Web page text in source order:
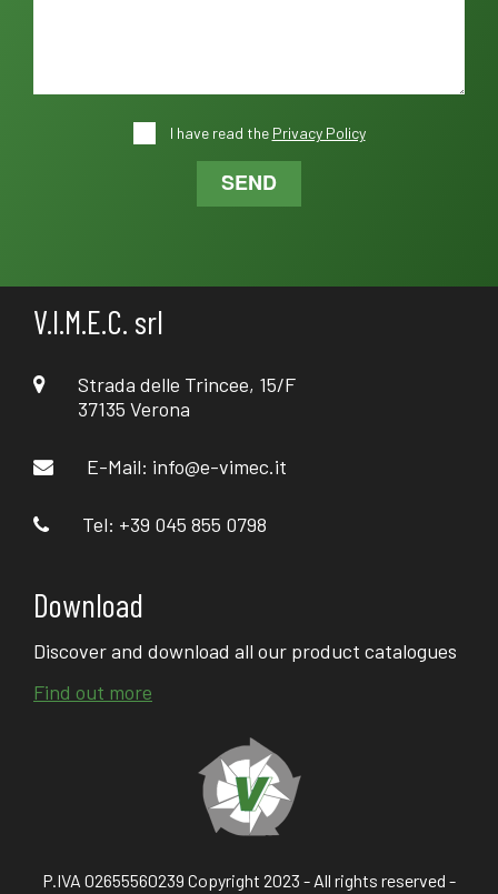
I have read the Privacy Policy
SEND
V.I.M.E.C. srl
Strada delle Trincee, 15/F
37135 Verona
E-Mail: info@e-vimec.it
Tel: +39 045 855 0798
Download
Discover and download all our product catalogues
Find out more
P.IVA 02655560239 Copyright 2023 - All rights reserved -